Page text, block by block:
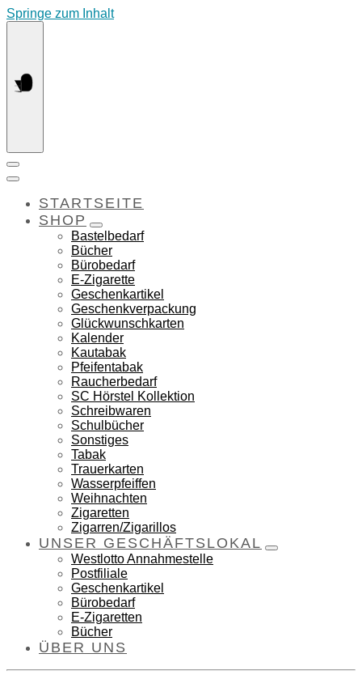
Springe zum Inhalt
STARTSEITE
SHOP
Bastelbedarf
Bücher
Bürobedarf
E-Zigarette
Geschenkartikel
Geschenkverpackung
Glückwunschkarten
Kalender
Kautabak
Pfeifentabak
Raucherbedarf
SC Hörstel Kollektion
Schreibwaren
Schulbücher
Sonstiges
Tabak
Trauerkarten
Wasserpfeiffen
Weihnachten
Zigaretten
Zigarren/Zigarillos
UNSER GESCHÄFTSLOKAL
Westlotto Annahmestelle
Postfiliale
Geschenkartikel
Bürobedarf
E-Zigaretten
Bücher
ÜBER UNS